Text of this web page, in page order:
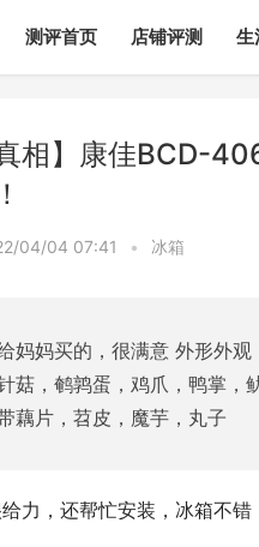
测评首页 店铺评测 生
真相】康佳BCD-
04/04 07:41 • 冰箱
妈妈买的，很满意 外形外
菇，鹌鹑蛋，鸡爪，鸭掌，
藕片，苕皮，魔芋，丸子
力，还帮忙安装，冰箱不